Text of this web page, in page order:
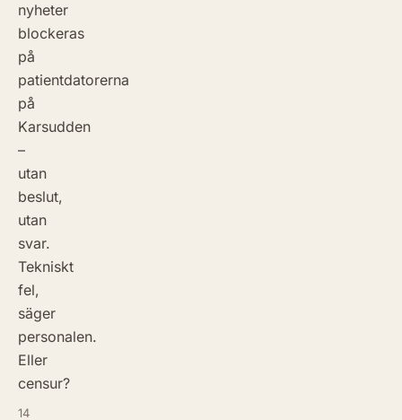
nyheter
blockeras
på
patientdatorerna
på
Karsudden
–
utan
beslut,
utan
svar.
Tekniskt
fel,
säger
personalen.
Eller
censur?
14